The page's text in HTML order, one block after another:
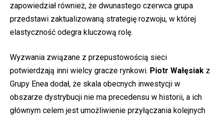
zapowiedział również, że dwunastego czerwca grupa
przedstawi zaktualizowaną strategię rozwoju, w której
elastyczność odegra kluczową rolę.
Wyzwania związane z przepustowością sieci
potwierdzają inni wielcy gracze rynkowi. Piotr Wałęsiak z
Grupy Enea dodał, że skala obecnych inwestycji w
obszarze dystrybucji nie ma precedensu w historii, a ich
głównym celem jest umożliwienie przyłączania kolejnych